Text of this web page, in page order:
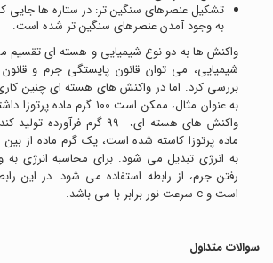
تشکیل عنصرهای سنگین تر: در ستاره ها جایی
به وجود آمدن عنصرهای سنگین تر شده است.
واکنش ها به دو نوع شیمیایی و هسته ای
شیمیایی، می توان قانون پایستگی جرم و
بررسی کرد. اما در واکنش های هسته ای چنین
واکنش های هسته ای، 99 گرم
ماده پرتوزا کاسته شده است، یک گرم ماده از
به انرژی تبدیل می شود. برای محاسبه انرژی به
رفتن جرم، از رابطه
است و c سرعت نور برابر با
می باشد.
سوالات متداول